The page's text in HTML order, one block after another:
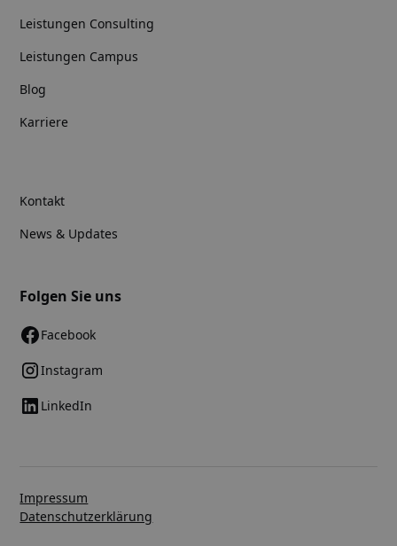
Leistungen Consulting
Leistungen Campus
Blog
Karriere
Kontakt
News & Updates
Folgen Sie uns
Facebook
Instagram
LinkedIn
Impressum
Datenschutzerklärung